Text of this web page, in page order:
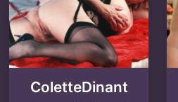
ColetteDinant